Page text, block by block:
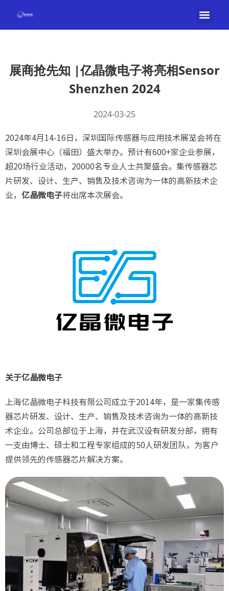
展商抢先知 |亿晶微电子将亮相Sensor
Shenzhen 2024
2024-03-25
2024年4月14-16日，深圳国际传感器与应用技术展览会将在
深圳会展中心（福田）盛大举办。预计有600+家企业参展，
超20场行业活动，20000名专业人士共聚盛会。集传感器芯
片研发、设计、生产、销售及技术咨询为一体的高新技术企
业， 亿晶微电子将出席本次展会。
关于亿晶微电子
上海亿晶微电子科技有限公司成立于2014年，是一家集传感
器芯片研发、设计、生产、销售及技术咨询为一体的高新技
术企业。公司总部位于上海，并在武汉设有研发分部，拥有
一支由博士、硕士和工程专家组成的50人研发团队，为客户
提供领先的传感器芯片解决方案。